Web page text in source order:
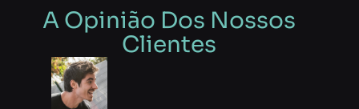
A Opinião Dos Nossos
Clientes